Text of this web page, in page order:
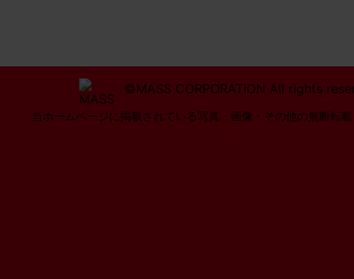
©MASS CORPORATION All rights
当ホームページに掲載されている写真・画像・その他の無断転